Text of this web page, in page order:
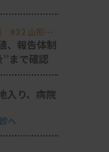
#32 山形済
、報告体制
まで確認
入り、病院
へ